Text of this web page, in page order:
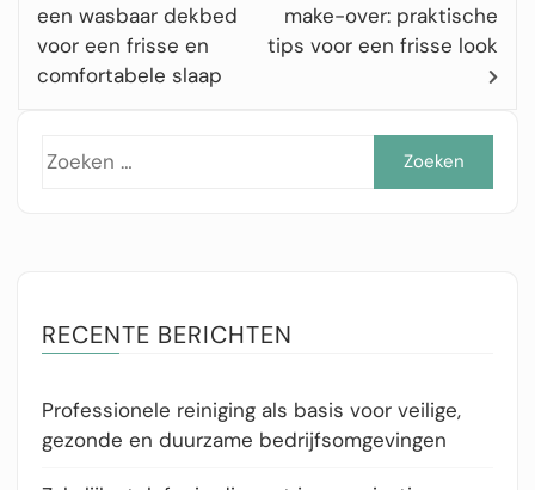
een wasbaar dekbed
voor een frisse en
comfortabele slaap
make-over: praktische
tips voor een frisse look
RECENTE BERICHTEN
Professionele reiniging als basis voor veilige,
gezonde en duurzame bedrijfsomgevingen